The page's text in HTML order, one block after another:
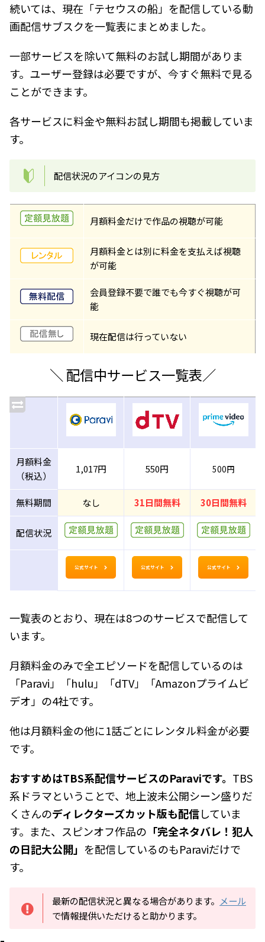
続いては、現在「テセウスの船」を配信している動
画配信サブスクを一覧表にまとめました。
一部サービスを除いて無料のお試し期間がありま
す。ユーザー登録は必要ですが、今すぐ無料で見る
ことができます。
各サービスに料金や無料お試し期間も掲載していま
す。
配信状況のアイコンの見方
月額料金だけで作品の視聴が可能
月額料金とは別に料金を支払えば視聴
が可能
会員登録不要で誰でも今すぐ視聴が可
能
現在配信は行っていない
＼ 配信中サービス一覧表／
月額料金
（税込）
1,017円 550円 500円
無料期間 なし 31日間無料 30日間無料
配信状況
公式サイト 公式サイト 公式サイト
一覧表のとおり、現在は8つのサービスで配信して
います。
月額料金のみで全エピソードを配信しているのは
「Paravi」「hulu」「dTV」「Amazonプライムビ
デオ」の4社です。
他は月額料金の他に1話ごとにレンタル料金が必要
です。
おすすめはTBS系配信サービスのParaviです。 TBS
系ドラマということで、地上波未公開シーン盛りだ
くさんのディレクターズカット版も配信していま
す。また、スピンオフ作品の 「完全ネタバレ！犯人
の日記大公開」 を配信しているのもParaviだけで
す。
最新の配信状況と異なる場合があります。 メール
で情報提供いただけると助かります。